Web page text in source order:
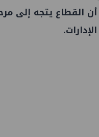
القطاع يتجه إلى
جديد لها في مصر